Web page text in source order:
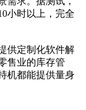
小时以上，完全
供定制化软件解
售业的库存管
机都能提供量身